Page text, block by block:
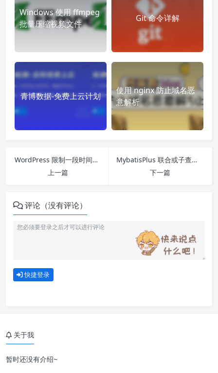
Windows 使用 ffmpeg
批量压缩视频文件
Git 命令详解
青博数据-免费上云计划
使用 nginx 防止域名恶
意解析
WordPress 限制一段时间内用户的最大评论数量
上一篇
MybatisPlus 联合或子查询分页
下一篇
评论（没有评论）
快捷登录
关于我
暂时还没有介绍~